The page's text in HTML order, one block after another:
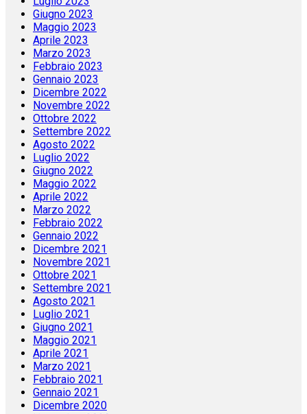
Giugno 2023
Maggio 2023
Aprile 2023
Marzo 2023
Febbraio 2023
Gennaio 2023
Dicembre 2022
Novembre 2022
Ottobre 2022
Settembre 2022
Agosto 2022
Luglio 2022
Giugno 2022
Maggio 2022
Aprile 2022
Marzo 2022
Febbraio 2022
Gennaio 2022
Dicembre 2021
Novembre 2021
Ottobre 2021
Settembre 2021
Agosto 2021
Luglio 2021
Giugno 2021
Maggio 2021
Aprile 2021
Marzo 2021
Febbraio 2021
Gennaio 2021
Dicembre 2020